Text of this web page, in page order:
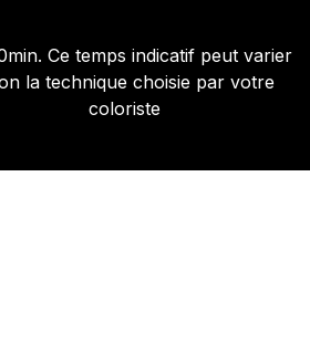
Ce temps indicatif peut varier
la technique choisie par votre
coloriste